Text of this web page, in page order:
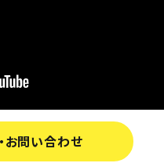
お問い合わせ